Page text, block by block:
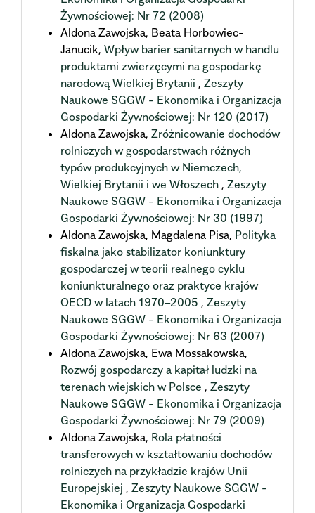
Żywnościowej: Nr 72 (2008)
Aldona Zawojska, Beata Horbowiec-
Janucik, Wpływ barier sanitarnych w handlu
produktami zwierzęcymi na gospodarkę
narodową Wielkiej Brytanii , Zeszyty
Naukowe SGGW - Ekonomika i Organizacja
Gospodarki Żywnościowej: Nr 120 (2017)
Aldona Zawojska, Zróżnicowanie dochodów
rolniczych w gospodarstwach różnych
typów produkcyjnych w Niemczech,
Wielkiej Brytanii i we Włoszech , Zeszyty
Naukowe SGGW - Ekonomika i Organizacja
Gospodarki Żywnościowej: Nr 30 (1997)
Aldona Zawojska, Magdalena Pisa, Polityka
fiskalna jako stabilizator koniunktury
gospodarczej w teorii realnego cyklu
koniunkturalnego oraz praktyce krajów
OECD w latach 1970–2005 , Zeszyty
Naukowe SGGW - Ekonomika i Organizacja
Gospodarki Żywnościowej: Nr 63 (2007)
Aldona Zawojska, Ewa Mossakowska,
Rozwój gospodarczy a kapitał ludzki na
terenach wiejskich w Polsce , Zeszyty
Naukowe SGGW - Ekonomika i Organizacja
Gospodarki Żywnościowej: Nr 79 (2009)
Aldona Zawojska, Rola płatności
transferowych w kształtowaniu dochodów
rolniczych na przykładzie krajów Unii
Europejskiej , Zeszyty Naukowe SGGW -
Ekonomika i Organizacja Gospodarki